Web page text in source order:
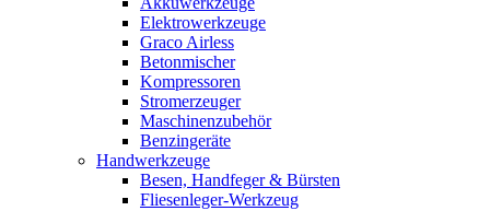
Elektrowerkzeuge
Graco Airless
Betonmischer
Kompressoren
Stromerzeuger
Maschinenzubehör
Benzingeräte
Handwerkzeuge
Besen, Handfeger & Bürsten
Fliesenleger-Werkzeug